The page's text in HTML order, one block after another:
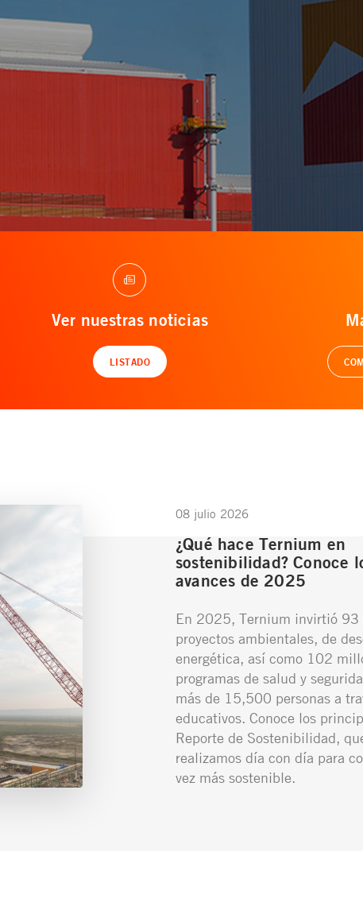
Ver nuestras noticias
LISTADO
08 julio 2026
¿Qué hace Ternium en
sostenibilidad? Conoce
avances de 2025
En 2025, Ternium invirtió 93
proyectos ambientales, de
energética, así como 102
programas de salud y
más de 15,500 personas a
educativos. Conoce los
Reporte de Sostenibilidad,
realizamos día con día para
vez más sostenible.